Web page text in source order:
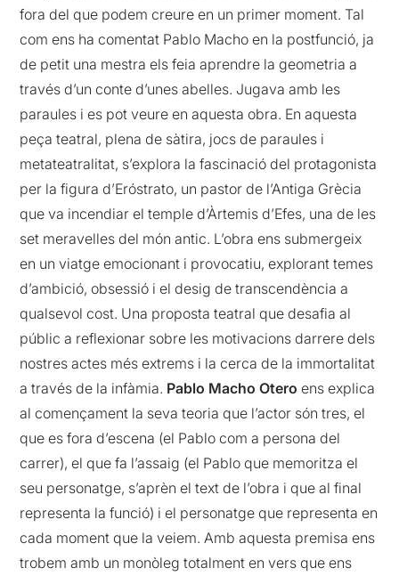
fora del que podem creure en un primer moment. Tal
com ens ha comentat Pablo Macho en la postfunció, ja
de petit una mestra els feia aprendre la geometria a
través d’un conte d’unes abelles. Jugava amb les
paraules i es pot veure en aquesta obra. En aquesta
peça teatral, plena de sàtira, jocs de paraules i
metateatralitat, s’explora la fascinació del protagonista
per la figura d’Eróstrato, un pastor de l’Antiga Grècia
que va incendiar el temple d’Àrtemis d’Efes, una de les
set meravelles del món antic. L’obra ens submergeix
en un viatge emocionant i provocatiu, explorant temes
d’ambició, obsessió i el desig de transcendència a
qualsevol cost. Una proposta teatral que desafia al
públic a reflexionar sobre les motivacions darrere dels
nostres actes més extrems i la cerca de la immortalitat
a través de la infàmia. Pablo Macho Otero ens explica
al començament la seva teoria que l’actor són tres, el
que es fora d’escena (el Pablo com a persona del
carrer), el que fa l’assaig (el Pablo que memoritza el
seu personatge, s’aprèn el text de l’obra i que al final
representa la funció) i el personatge que representa en
cada moment que la veiem. Amb aquesta premisa ens
trobem amb un monòleg totalment en vers que ens